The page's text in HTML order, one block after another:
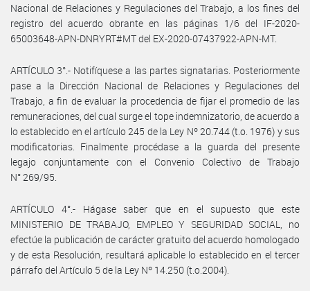
Nacional de Relaciones y Regulaciones del Trabajo, a los fines del
registro del acuerdo obrante en las páginas 1/6 del IF-2020-
65003648-APN-DNRYRT#MT del EX-2020-07437922-APN-MT.
ARTÍCULO 3°.- Notifíquese a las partes signatarias. Posteriormente
pase a la Dirección Nacional de Relaciones y Regulaciones del
Trabajo, a fin de evaluar la procedencia de fijar el promedio de las
remuneraciones, del cual surge el tope indemnizatorio, de acuerdo a
lo establecido en el artículo 245 de la Ley Nº 20.744 (t.o. 1976) y sus
modificatorias. Finalmente procédase a la guarda del presente
legajo conjuntamente con el Convenio Colectivo de Trabajo
N° 269/95.
ARTÍCULO 4°.- Hágase saber que en el supuesto que este
MINISTERIO DE TRABAJO, EMPLEO Y SEGURIDAD SOCIAL, no
efectúe la publicación de carácter gratuito del acuerdo homologado
y de esta Resolución, resultará aplicable lo establecido en el tercer
párrafo del Artículo 5 de la Ley Nº 14.250 (t.o.2004).